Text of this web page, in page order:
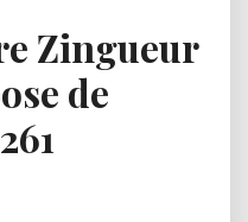
Zingueur
de